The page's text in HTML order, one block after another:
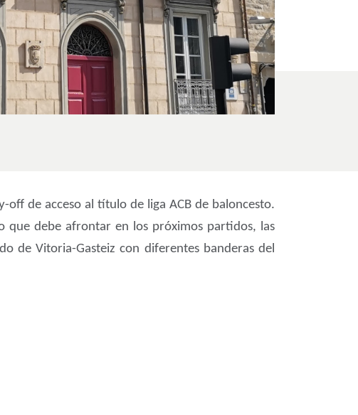
off de acceso al título de liga ACB de baloncesto.
debe afrontar en los próximos partidos, las
de Vitoria-Gasteiz con diferentes banderas del